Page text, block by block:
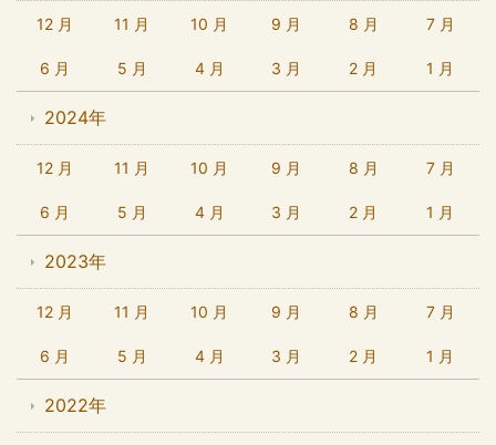
12 月 11 月 10 月 9 月 8 月 7 月
6 月 5 月 4 月 3 月 2 月 1 月
2024年
12 月 11 月 10 月 9 月 8 月 7 月
6 月 5 月 4 月 3 月 2 月 1 月
2023年
12 月 11 月 10 月 9 月 8 月 7 月
6 月 5 月 4 月 3 月 2 月 1 月
2022年